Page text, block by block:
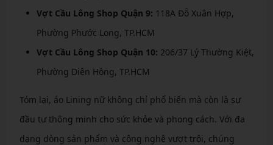
Vợt Cầu Lông Shop Quận 9: 118A Đỗ Xuân Hợp,
Phường Phước Long, TP.HCM
Vợt Cầu Lông Shop Quận 10: 206/37 Lý Thường Kiệt,
Phường Diên Hồng, TP.HCM
Tóm lại, áo Lining nữ không chỉ phổ biến mà còn là sự
đầu tư thông minh cho sức khỏe và phong cách. Với đa
dạng dòng sản phẩm và công nghệ vượt trội, chúng